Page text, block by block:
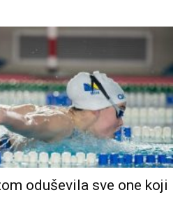
oduševila sve one koji